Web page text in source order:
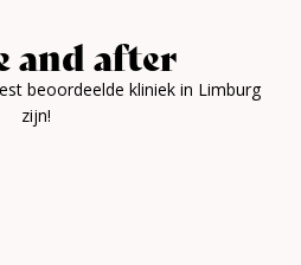
and after
beoordeelde kliniek in Limburg
zijn!